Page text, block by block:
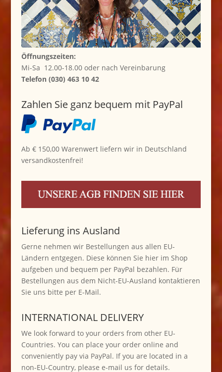
Öffnungszeiten:
Mi-Sa 12.00-18.00 oder nach Vereinbarung
Telefon (030) 463 10 42
Zahlen Sie ganz bequem mit PayPal
Ab € 150,00 Warenwert liefern wir in Deutschland
versandkostenfrei!
Lieferung ins Ausland
Gerne nehmen wir Bestellungen aus allen EU-
Ländern entgegen. Diese können Sie hier im Shop
aufgeben und bequem per PayPal bezahlen. Für
Bestellungen aus dem Nicht-EU-Ausland kontaktieren
Sie uns bitte per E-Mail.
INTERNATIONAL DELIVERY
We look forward to your orders from other EU-
Countries. You can place your order online and
conveniently pay via PayPal. If you are located in a
non-EU-Country, please e-mail us for details.